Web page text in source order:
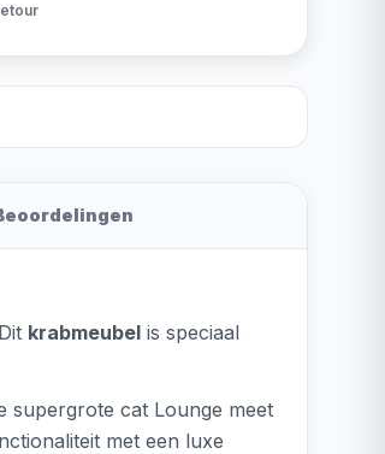
krabmeubel is speciaal
supergrote cat Lounge meet
met een luxe